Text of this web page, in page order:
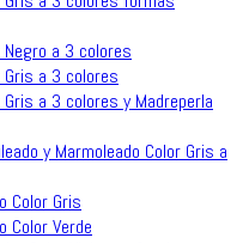
a 3 colores
a 3 colores
a 3 colores y Madreperla
y Marmoleado Color Gris a
Color Gris
Color Verde